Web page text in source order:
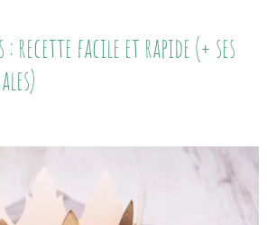
: recette facile et rapide (+ ses